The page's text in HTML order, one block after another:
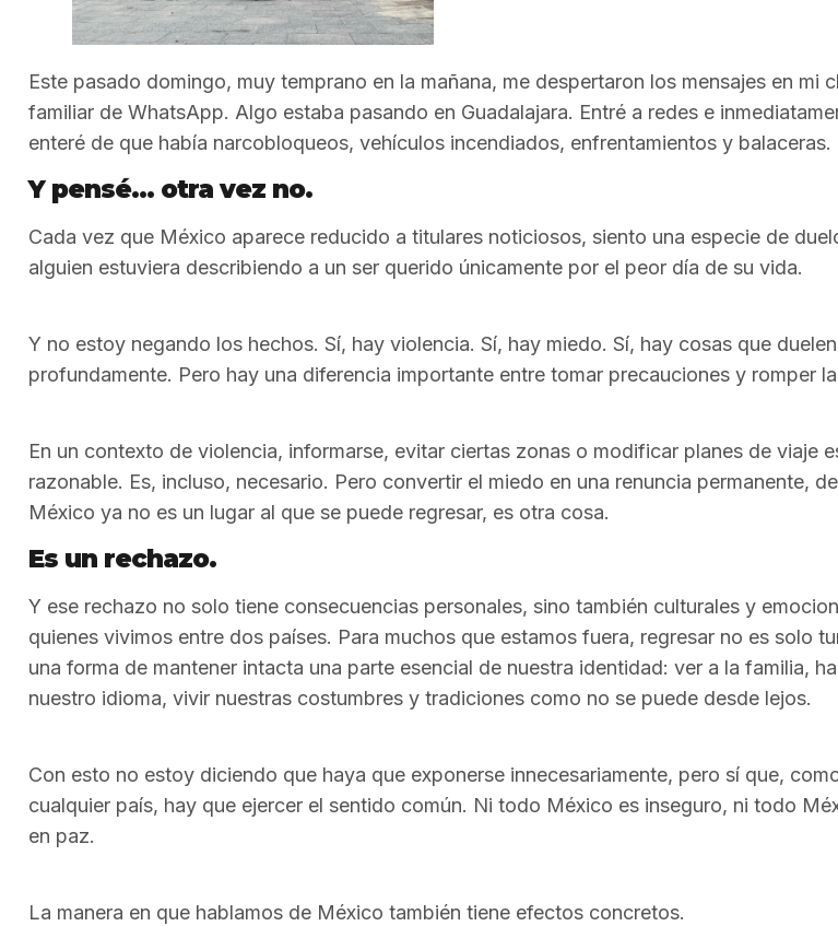
Este pasado domingo, muy temprano en la mañana, me despertaron los mensajes en mi
familiar de WhatsApp. Algo estaba pasando en Guadalajara. Entré a redes e
enteré de que había narcobloqueos, vehículos incendiados, enfrentamientos y balaceras.
Y pensé… otra vez no.
Cada vez que México aparece reducido a titulares noticiosos, siento una especie de
alguien estuviera describiendo a un ser querido únicamente por el peor día de su vida.
Y no estoy negando los hechos. Sí, hay violencia. Sí, hay miedo. Sí, hay cosas que duelen
profundamente. Pero hay una diferencia importante entre tomar precauciones y romper
En un contexto de violencia, informarse, evitar ciertas zonas o modificar planes de viaje
razonable. Es, incluso, necesario. Pero convertir el miedo en una renuncia permanente,
México ya no es un lugar al que se puede regresar, es otra cosa.
Es un rechazo.
Y ese rechazo no solo tiene consecuencias personales, sino también culturales y
quienes vivimos entre dos países. Para muchos que estamos fuera, regresar no es solo
una forma de mantener intacta una parte esencial de nuestra identidad: ver a la familia,
nuestro idioma, vivir nuestras costumbres y tradiciones como no se puede desde lejos.
Con esto no estoy diciendo que haya que exponerse innecesariamente, pero sí que,
cualquier país, hay que ejercer el sentido común. Ni todo México es inseguro, ni todo
en paz.
La manera en que hablamos de México también tiene efectos concretos.